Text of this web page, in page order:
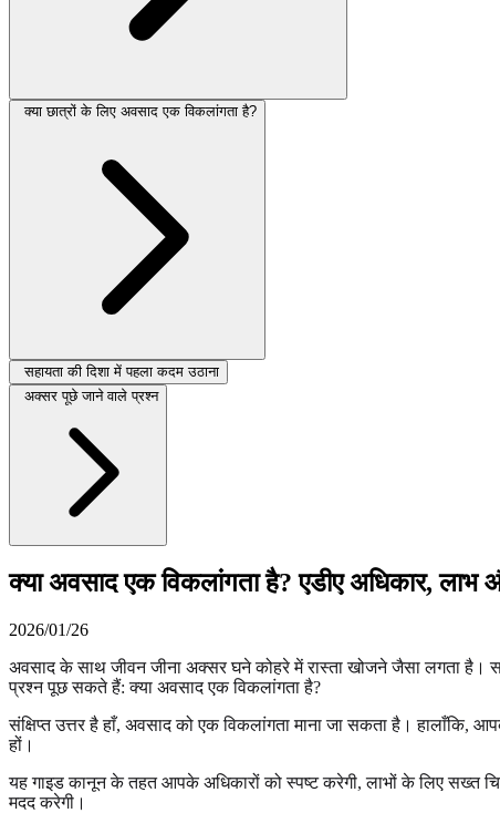
क्या छात्रों के लिए अवसाद एक विकलांगता है?
सहायता की दिशा में पहला कदम उठाना
अक्सर पूछे जाने वाले प्रश्न
क्या अवसाद एक विकलांगता है? एडीए अधिकार, लाभ
2026/01/26
अवसाद के साथ जीवन जीना अक्सर घने कोहरे में रास्ता खोजने जैसा लगता है।
प्रश्न पूछ सकते हैं: क्या अवसाद एक विकलांगता है?
संक्षिप्त उत्तर है हाँ, अवसाद को एक विकलांगता माना जा सकता है। हालाँकि,
हों।
यह गाइड कानून के तहत आपके अधिकारों को स्पष्ट करेगी, लाभों के लिए सख्त
मदद करेगी।